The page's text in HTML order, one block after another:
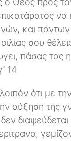
να
και
σου
πάσας τας
14
ότι με
αύξηση της